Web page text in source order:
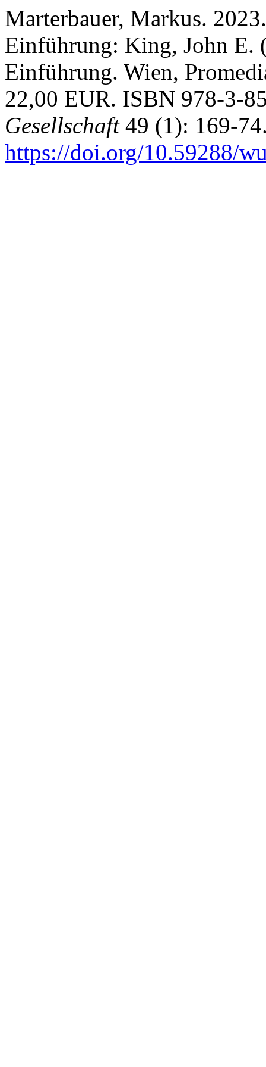
Marterbauer, Markus.
Einführung: King, John E.
Einführung. Wien,
22,00 EUR. ISBN 978-3-
Gesellschaft49 (1): 169-
https://doi.org/10.59288/